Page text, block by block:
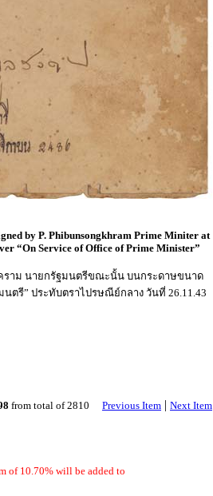
by P. Phibunsongkhram Prime Miniter at
“On Service of Office of Prime Minister”
ราม นายกรัฐมนตรีขณะนั้น บนกระดาษขนาด
รี” ประทับตราไปรษณีย์กลาง วันที่ 26.11.43
from total of 2810 Previous Item | Next Item
of 10.70% will be added to